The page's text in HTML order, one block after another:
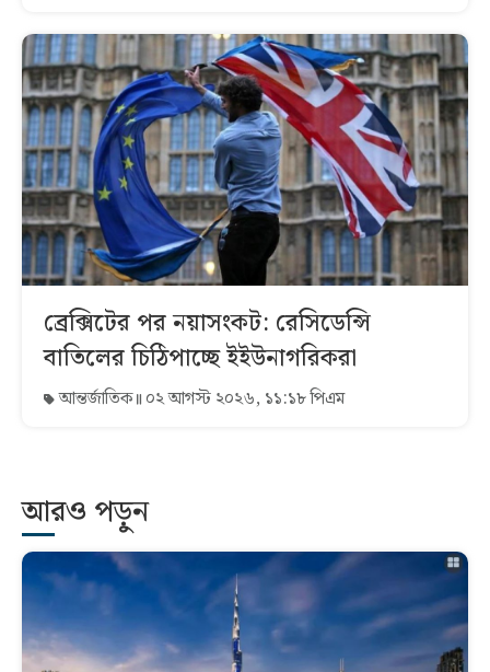
ব্রেক্সিটের পর নয়াসংকট: রেসিডেন্সি
বাতিলের চিঠিপাচ্ছে ইইউনাগরিকরা
আন্তর্জাতিক ০২ আগস্ট ২০২৬, ১১:১৮ পিএম
আরও পড়ুন